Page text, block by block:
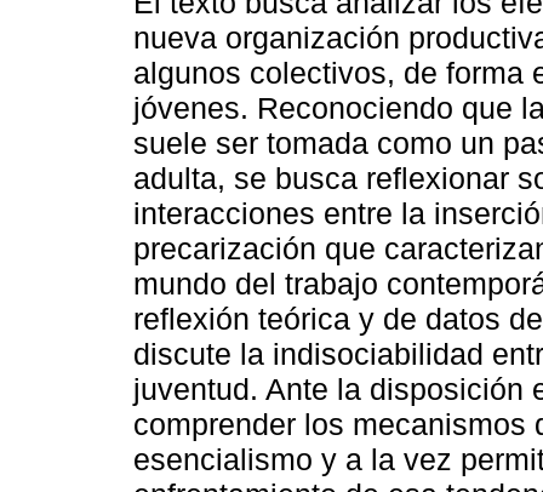
nueva organización
algunos colectivos, de forma
jóvenes. Reconociendo que
suele ser tomada como un
adulta, se busca reflexionar
interacciones entre la
precarización que
mundo del trabajo
reflexión teórica y de datos
discute la indisociabilidad
juventud. Ante la disposición
comprender los mecanismos
esencialismo y a la vez